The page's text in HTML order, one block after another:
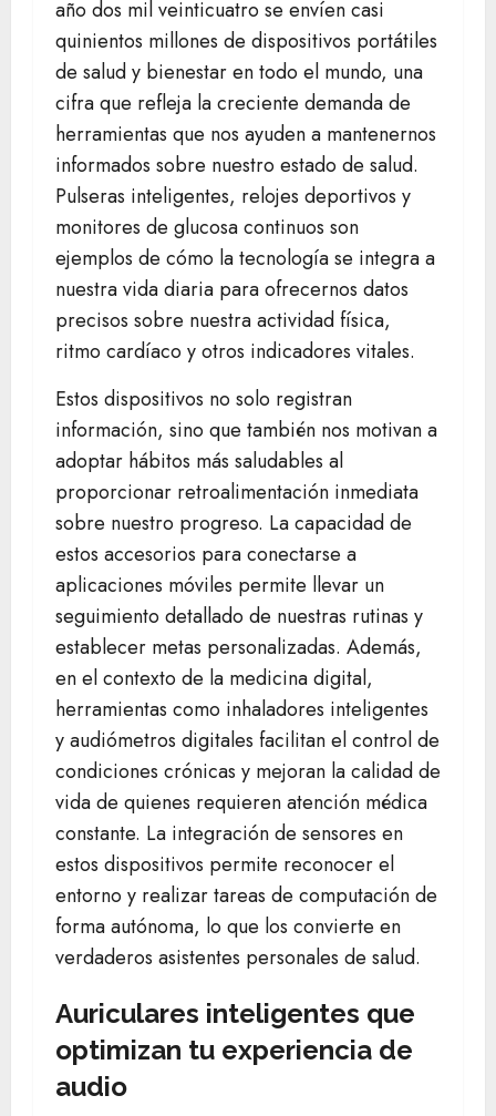
año dos mil veinticuatro se envíen casi
quinientos millones de dispositivos portátiles
de salud y bienestar en todo el mundo, una
cifra que refleja la creciente demanda de
herramientas que nos ayuden a mantenernos
informados sobre nuestro estado de salud.
Pulseras inteligentes, relojes deportivos y
monitores de glucosa continuos son
ejemplos de cómo la tecnología se integra a
nuestra vida diaria para ofrecernos datos
precisos sobre nuestra actividad física,
ritmo cardíaco y otros indicadores vitales.
Estos dispositivos no solo registran
información, sino que también nos motivan a
adoptar hábitos más saludables al
proporcionar retroalimentación inmediata
sobre nuestro progreso. La capacidad de
estos accesorios para conectarse a
aplicaciones móviles permite llevar un
seguimiento detallado de nuestras rutinas y
establecer metas personalizadas. Además,
en el contexto de la medicina digital,
herramientas como inhaladores inteligentes
y audiómetros digitales facilitan el control de
condiciones crónicas y mejoran la calidad de
vida de quienes requieren atención médica
constante. La integración de sensores en
estos dispositivos permite reconocer el
entorno y realizar tareas de computación de
forma autónoma, lo que los convierte en
verdaderos asistentes personales de salud.
Auriculares inteligentes que
optimizan tu experiencia de
audio